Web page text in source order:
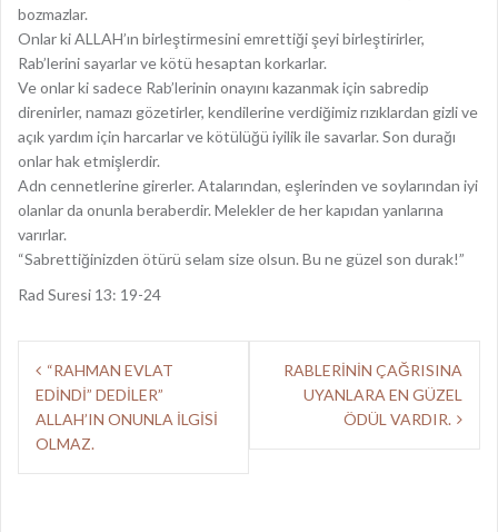
bozmazlar.
Onlar ki ALLAH’ın birleştirmesini emrettiği şeyi birleştirirler,
Rab’lerini sayarlar ve kötü hesaptan korkarlar.
Ve onlar ki sadece Rab’lerinin onayını kazanmak için sabredip
direnirler, namazı gözetirler, kendilerine verdiğimiz rızıklardan gizli ve
açık yardım için harcarlar ve kötülüğü iyilik ile savarlar. Son durağı
onlar hak etmişlerdir.
Adn cennetlerine girerler. Atalarından, eşlerinden ve soylarından iyi
olanlar da onunla beraberdir. Melekler de her kapıdan yanlarına
varırlar.
“Sabrettiğinizden ötürü selam size olsun. Bu ne güzel son durak!”
Rad Suresi 13: 19-24
“RAHMAN EVLAT
EDİNDİ” DEDİLER”
ALLAH’IN ONUNLA İLGİSİ
OLMAZ.
RABLERİNİN ÇAĞRISINA
UYANLARA EN GÜZEL
ÖDÜL VARDIR.